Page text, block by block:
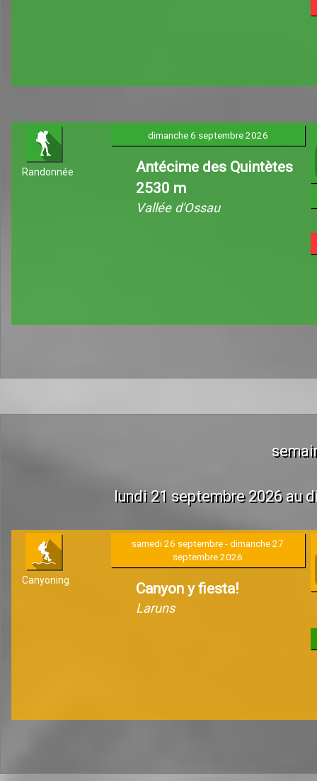
Randonnée
dimanche 6 septembre 2026
Antécime des Quintètes
2530 m
Vallée d'Ossau
lundi 21 septembre 2026 au
Canyoning
samedi 26 septembre - dimanche 27
septembre 2026
Canyon y fiesta!
Laruns